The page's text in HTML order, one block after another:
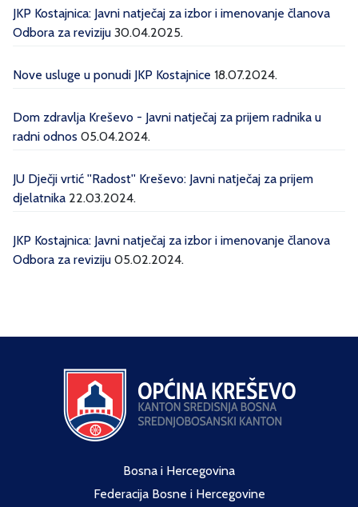
JKP Kostajnica: Javni natječaj za izbor i imenovanje članova
Odbora za reviziju 30.04.2025.
Nove usluge u ponudi JKP Kostajnice 18.07.2024.
Dom zdravlja Kreševo - Javni natječaj za prijem radnika u
radni odnos 05.04.2024.
JU Dječji vrtić ''Radost'' Kreševo: Javni natječaj za prijem
djelatnika 22.03.2024.
JKP Kostajnica: Javni natječaj za izbor i imenovanje članova
Odbora za reviziju 05.02.2024.
Bosna i Hercegovina
Federacija Bosne i Hercegovine